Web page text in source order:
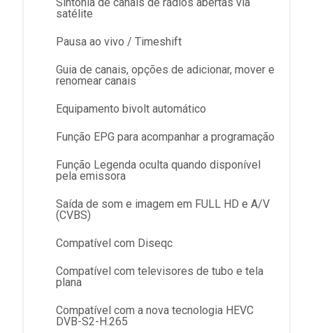
Sintonia de canais de rádios abertas via
satélite
Pausa ao vivo / Timeshift
Guia de canais, opções de adicionar, mover e
renomear canais
Equipamento bivolt automático
Função EPG para acompanhar a programação
Função Legenda oculta quando disponível
pela emissora
Saída de som e imagem em FULL HD e A/V
(CVBS)
Compatível com Diseqc
Compatível com televisores de tubo e tela
plana
Compatível com a nova tecnologia HEVC
DVB-S2-H.265